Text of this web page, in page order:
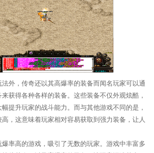
外，传奇还以其高爆率的装备而闻名玩家可以通
获得各种各样的装备。这些装备不仅外观炫酷，
提升玩家的战斗能力。而与其他游戏不同的是，
，这意味着玩家相对容易获取到强力装备，让人
率高的游戏，吸引了无数的玩家。游戏中丰富多